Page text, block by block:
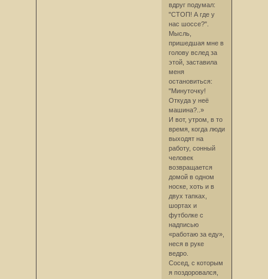
вдруг подумал:
"СТОП! А где у
нас шоссе?".
Мысль,
пришедшая мне в
голову вслед за
этой, заставила
меня
остановиться:
"Минуточку!
Откуда у неё
машина?..»
И вот, утром, в то
время, когда люди
выходят на
работу, сонный
человек
возвращается
домой в одном
носке, хоть и в
двух тапках,
шортах и
футболке с
надписью
«работаю за еду»,
неся в руке
ведро.
Сосед, с которым
я поздоровался,